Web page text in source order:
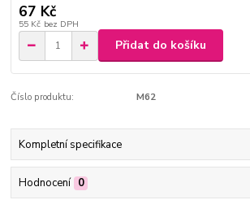
67 Kč
55 Kč bez DPH
Přidat do košíku
Číslo produktu: M62
Kompletní specifikace
Hodnocení 0